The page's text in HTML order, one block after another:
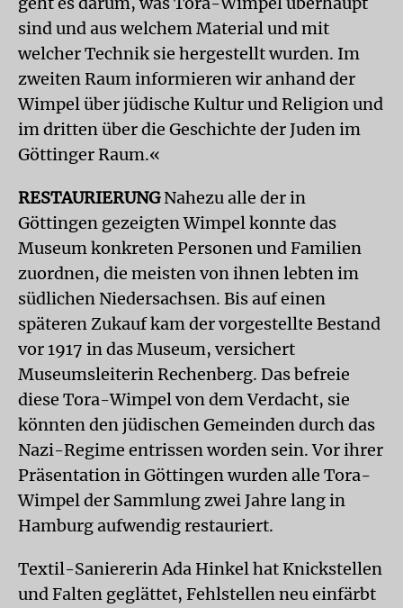
sind und aus welchem Material und mit
welcher Technik sie hergestellt wurden. Im
zweiten Raum informieren wir anhand der
Wimpel über jüdische Kultur und Religion und
im dritten über die Geschichte der Juden im
Göttinger Raum.«
RESTAURIERUNGNahezu alle der in
Göttingen gezeigten Wimpel konnte das
Museum konkreten Personen und Familien
zuordnen, die meisten von ihnen lebten im
südlichen Niedersachsen. Bis auf einen
späteren Zukauf kam der vorgestellte Bestand
vor 1917 in das Museum, versichert
Museumsleiterin Rechenberg. Das befreie
diese Tora-Wimpel von dem Verdacht, sie
könnten den jüdischen Gemeinden durch das
Nazi-Regime entrissen worden sein. Vor ihrer
Präsentation in Göttingen wurden alle Tora-
Wimpel der Sammlung zwei Jahre lang in
Hamburg aufwendig restauriert.
Textil-Saniererin Ada Hinkel hat Knickstellen
und Falten geglättet, Fehlstellen neu einfärbt